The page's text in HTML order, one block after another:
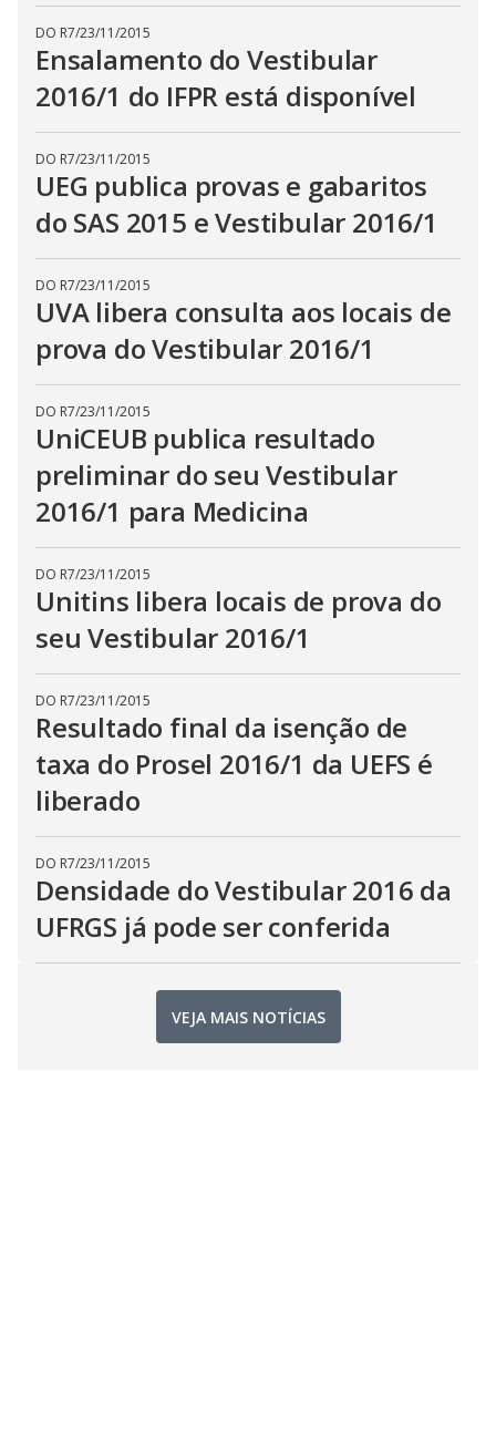
DO R7/23/11/2015
Ensalamento do Vestibular
2016/1 do IFPR está disponível
DO R7/23/11/2015
UEG publica provas e gabaritos
do SAS 2015 e Vestibular 2016/1
DO R7/23/11/2015
UVA libera consulta aos locais de
prova do Vestibular 2016/1
DO R7/23/11/2015
UniCEUB publica resultado
preliminar do seu Vestibular
2016/1 para Medicina
DO R7/23/11/2015
Unitins libera locais de prova do
seu Vestibular 2016/1
DO R7/23/11/2015
Resultado final da isenção de
taxa do Prosel 2016/1 da UEFS é
liberado
DO R7/23/11/2015
Densidade do Vestibular 2016 da
UFRGS já pode ser conferida
VEJA MAIS NOTÍCIAS